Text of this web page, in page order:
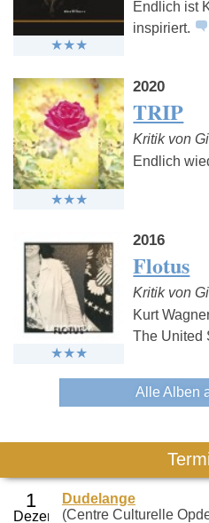
Endlich ist
inspiriert.
2020
TRIP
Kritik von
Endlich
2016
Flotus
Kritik von
Kurt
The United
Alle Alben
Dudelange
(Centre Culturelle